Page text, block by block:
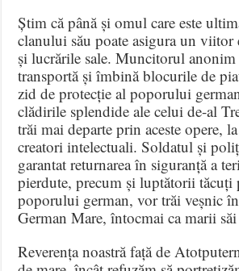
Știm că până și omul care este
clanului său poate asigura un viitor
și lucrările sale.Muncitorul anonim
transportă și îmbină blocurile de
zid de protecție al poporului
clădirile splendide ale celui de-al
trăi mai departe prin aceste opere,
creatori intelectuali.Soldatul și
garantat returnarea în siguranță a
pierdute, precum și luptătorii tăcuți
poporului german, vor trăi veșnic
German Mare, întocmai ca marii
Reverența noastră față de